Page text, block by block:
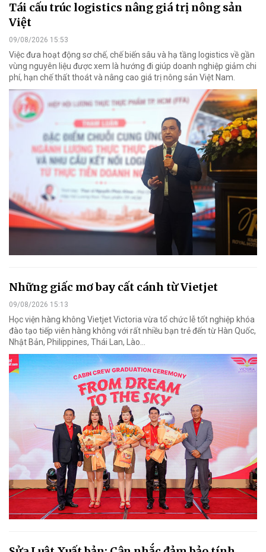
Tái cấu trúc logistics nâng giá trị nông sản
Việt
09/08/2026 15:53
Việc đưa hoạt động sơ chế, chế biến sâu và hạ tầng logistics về gần
vùng nguyên liệu được xem là hướng đi giúp doanh nghiệp giảm chi
phí, hạn chế thất thoát và nâng cao giá trị nông sản Việt Nam.
Những giấc mơ bay cất cánh từ Vietjet
09/08/2026 15:13
Học viện hàng không Vietjet Victoria vừa tổ chức lễ tốt nghiệp khóa
đào tạo tiếp viên hàng không với rất nhiều bạn trẻ đến từ Hàn Quốc,
Nhật Bản, Philippines, Thái Lan, Lào…